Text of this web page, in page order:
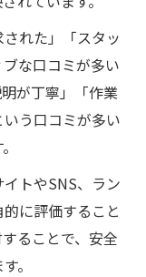
れた」「スタッ
な口コミが多い
が丁寧」「作業
う口コミが多い
トやSNS、ラン
に評価すること
ることで、安全
。